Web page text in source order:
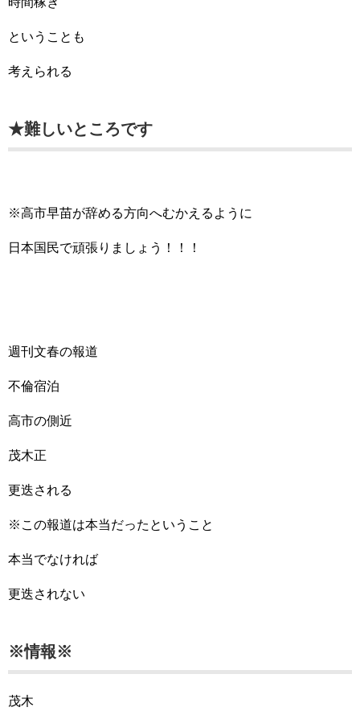
ということも
考えられる
★難しいところです
※高市早苗が辞める方向へむかえるように
日本国民で頑張りましょう！！！
週刊文春の報道
不倫宿泊
高市の側近
茂木正
更迭される
※この報道は本当だったということ
本当でなければ
更迭されない
※情報※
茂木